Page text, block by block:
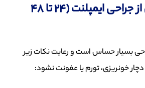
مراحل اولیه پس از جراحی ایمپلنت (24 تا 48
بسیار حساس است و رعایت نکات زیر
خونریزی، تورم یا عفونت نشود: